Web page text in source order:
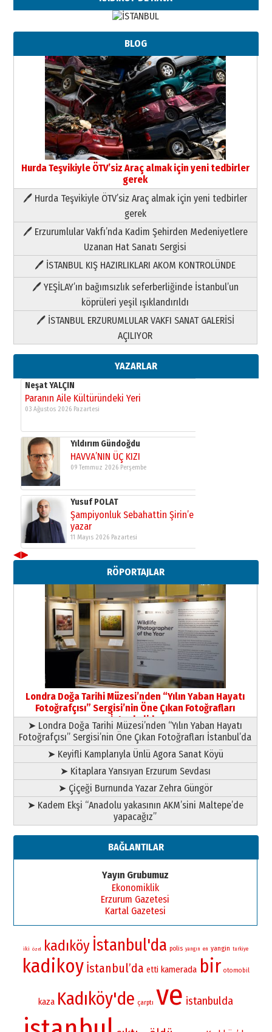
BLOG
Hurda Teşvikiyle ÖTV’siz Araç almak için yeni tedbirler
gerek
🖊 Hurda Teşvikiyle ÖTV’siz Araç almak için yeni tedbirler
gerek
🖊 Erzurumlular Vakfı’nda Kadim Şehirden Medeniyetlere
Uzanan Hat Sanatı Sergisi
🖊 İSTANBUL KIŞ HAZIRLIKLARI AKOM KONTROLÜNDE
🖊 YEŞİLAY’ın bağımsızlık seferberliğinde İstanbul’un
köprüleri yeşil ışıklandırıldı
🖊 İSTANBUL ERZURUMLULAR VAKFI SANAT GALERİSİ
AÇILIYOR
YAZARLAR
Paranın Aile Kültüründeki Yeri
03 Ağustos 2026 Pazartesi
Yıldırım Gündoğdu
HAVVA’NIN ÜÇ KIZI
09 Temmuz 2026 Perşembe
Yusuf POLAT
Şampiyonluk Sebahattin Şirin’e
11 Mayıs 2026 Pazartesi
Neşat YALÇIN
Paranın Aile Kültüründeki Yeri
03 Ağustos 2026 Pazartesi
Yıldırım Gündoğdu
HAVVA’NIN ÜÇ KIZI
09 Temmuz 2026 Perşembe
Yusuf POLAT
Şampiyonluk Sebahattin Şirin’e
yazar
11 Mayıs 2026 Pazartesi
Neşat YALÇIN
Paranın Aile Kültüründeki Yeri
03 Ağustos 2026 Pazartesi
Yıldırım Gündoğdu
HAVVA’NIN ÜÇ KIZI
09 Temmuz 2026 Perşembe
Yusuf POLAT
Şampiyonluk Sebahattin Şirin’e
yazar
11 Mayıs 2026 Pazartesi
◀▶
RÖPORTAJLAR
Londra Doğa Tarihi Müzesi’nden “Yılın Yaban Hayatı
Fotoğrafçısı” Sergisi’nin Öne Çıkan Fotoğrafları
İstanbul’da
➤ Londra Doğa Tarihi Müzesi’nden “Yılın Yaban Hayatı
Fotoğrafçısı” Sergisi’nin Öne Çıkan Fotoğrafları İstanbul’da
➤ Keyifli Kamplarıyla Ünlü Agora Sanat Köyü
➤ Kitaplara Yansıyan Erzurum Sevdası
➤ Çiçeği Burnunda Yazar Zehra Güngör
➤ Kadem Ekşi “Anadolu yakasının AKM’sini Maltepe’de
yapacağız”
BAĞLANTILAR
Yayın Grubumuz
Ekonomiklik
Erzurum Gazetesi
Kartal Gazetesi
iki özel kadıköy İstanbul'da polis yangın en yangin turkiye
kadikoy İstanbul’da etti kamerada bir otomobil
kaza Kadıköy'de çarptı ve istanbulda